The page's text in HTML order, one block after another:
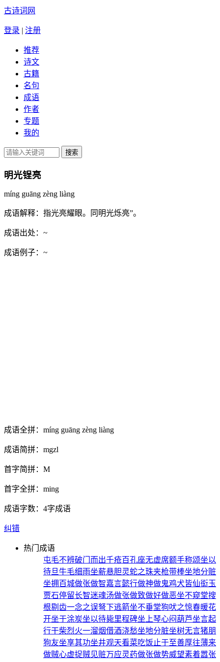
古诗词网
登录 | 注册
推荐
诗文
古籍
名句
成语
作者
专题
我的
明光锃亮
míng guāng zèng liàng
成语解释： 指光亮耀眼。同明光烁亮”。
成语出处： ~
成语例子： ~
成语全拼： míng guāng zèng liàng
成语简拼： mgzl
首字简拼： M
首字全拼： ming
成语字数： 4字成语
纠错
热门成语
屯毛不辨破门而出千疮百孔座无虚席额手称颂坐以
待旦牛毛细雨坐薪悬胆灵蛇之珠夹枪带棒坐地分赃
坐拥百城做张做智嘉言懿行做神做鬼鸡犬皆仙衒玉
贾石停留长智迷魂汤做张做致做好做恶坐不窥堂搜
根剔齿一念之误弩下逃箭坐不垂堂狗吠之惊春暖花
开坐于涂炭坐以待毙里程碑坐上琴心闷葫芦坐言起
行干柴烈火一溜烟借酒浇愁坐地分脏坐树无言猪朋
狗友坐享其功坐井观天看菜吃饭止于至善厚往薄来
做贼心虚捉贼见赃万应灵药做张做势威望素着嚣张